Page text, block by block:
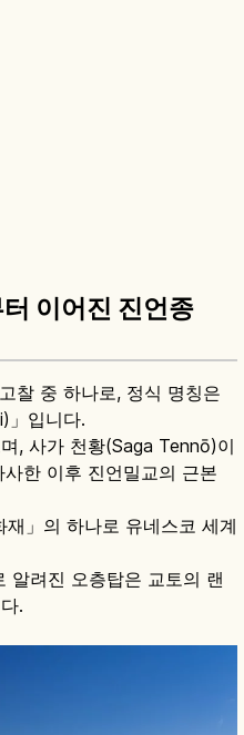
이어진 진언종
찰 중 하나로, 정식 명칭은
」입니다.
, 사가 천황(Saga Tennō)이
사한 이후 진언밀교의 근본
」의 하나로 유네스코 세계
알려진 오층탑은 교토의 랜
.